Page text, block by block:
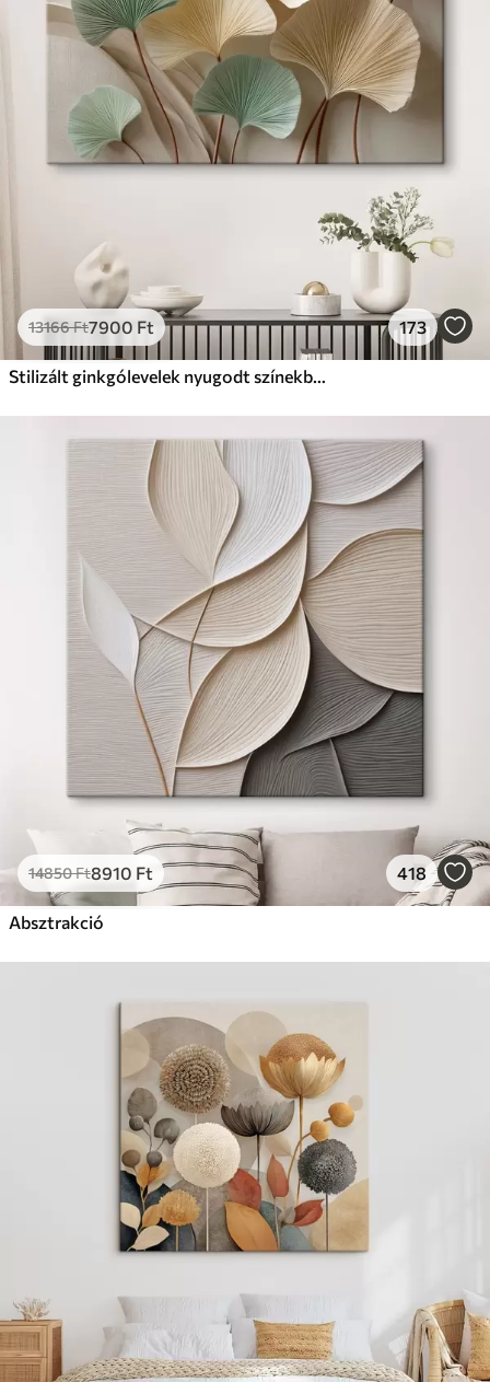
Prémium
Ft
Élénk, gazdag színek
Fakulásálló
✓Biztonságos, szagtalan tinta
Eco-Prémium
Tól12405Ft
✓Élénk, gazdag színek
✓Fakulásálló
Környezetbarát anyag
13166Ft7900 Ft 173
Stilizált ginkgólevelek nyugodt színekben
14850Ft8910 Ft 418
Absztrakció